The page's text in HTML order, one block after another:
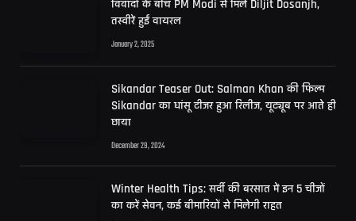
विवादों के बीच PM Modi से मिले Diljit Dosanjh,
तस्वीरें हुईं वायरल
January 2, 2025
Sikandar Teaser Out: Salman Khan की फिल्म
Sikandar का धांसू टीजर हुआ रिलीज, यूट्यूब पर आते ही
छाया
December 29, 2024
Winter Health Tips: सर्दी की बरसात में इन 5 चीजों
का करें सेवन, कई बीमारियों से मिलेगी राहत